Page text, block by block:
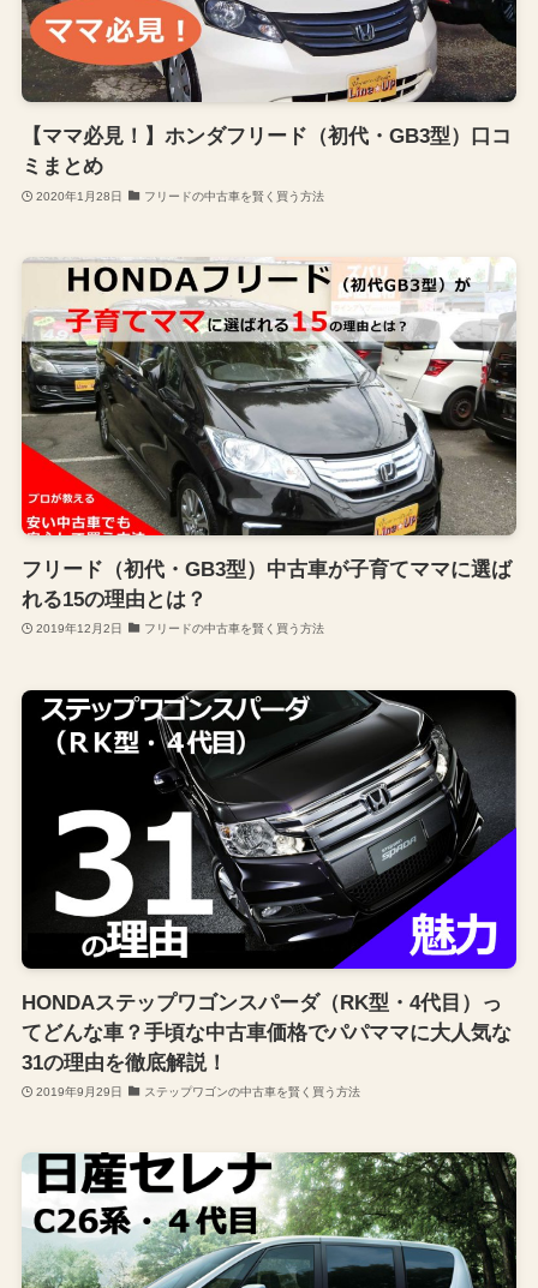
【ママ必見！】ホンダフリード（初代・GB3型）口コ
ミまとめ
2020年1月28日 フリードの中古車を賢く買う方法
フリード（初代・GB3型）中古車が子育てママに選ば
れる15の理由とは？
2019年12月2日 フリードの中古車を賢く買う方法
HONDAステップワゴンスパーダ（RK型・4代目）っ
てどんな車？手頃な中古車価格でパパママに大人気な
31の理由を徹底解説！
2019年9月29日 ステップワゴンの中古車を賢く買う方法